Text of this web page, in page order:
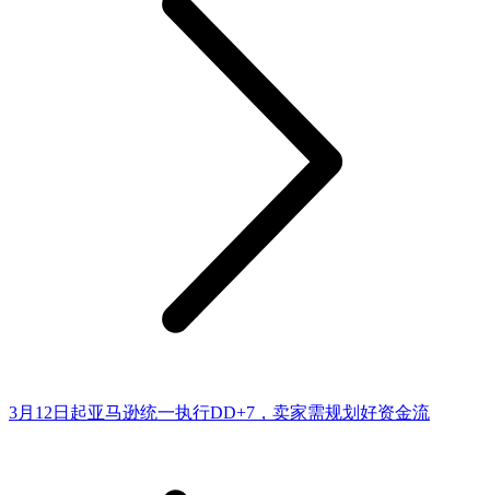
3月12日起亚马逊统一执行DD+7，卖家需规划好资金流